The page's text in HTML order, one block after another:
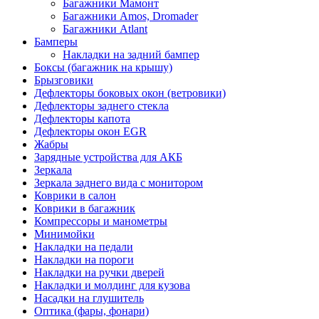
Багажники Мамонт
Багажники Amos, Dromader
Багажники Atlant
Бамперы
Накладки на задний бампер
Боксы (багажник на крышу)
Брызговики
Дефлекторы боковых окон (ветровики)
Дефлекторы заднего стекла
Дефлекторы капота
Дефлекторы окон EGR
Жабры
Зарядные устройства для АКБ
Зеркала
Зеркала заднего вида с монитором
Коврики в салон
Коврики в багажник
Компрессоры и манометры
Минимойки
Накладки на педали
Накладки на пороги
Накладки на ручки дверей
Накладки и молдинг для кузова
Насадки на глушитель
Оптика (фары, фонари)